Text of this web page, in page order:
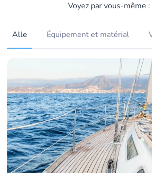
Voyez par vous-même :
Alle Équipement et matérial